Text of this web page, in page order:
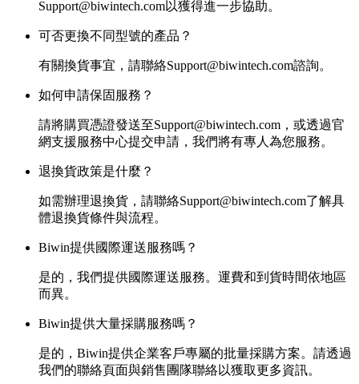
Support@biwintech.com以獲得進一步協助。
可否更換不同型號的產品？
有關換貨事宜，請聯絡Support@biwintech.com諮詢。
如何申請保固服務？
請將購買憑證發送至Support@biwintech.com，或透過官
網支援服務中心提交申請，我們將有專人為您服務。
退換貨政策是什麼？
如需辦理退換貨，請聯絡Support@biwintech.com了解具
體退換貨條件與流程。
Biwin提供國際運送服務嗎？
是的，我們提供國際運送服務。運費和到貨時間依地區
而異。
Biwin提供大量採購服務嗎？
是的，Biwin提供企業客戶專屬的批量採購方案。請透過
我們的聯絡頁面與銷售團隊聯絡以獲取更多資訊。